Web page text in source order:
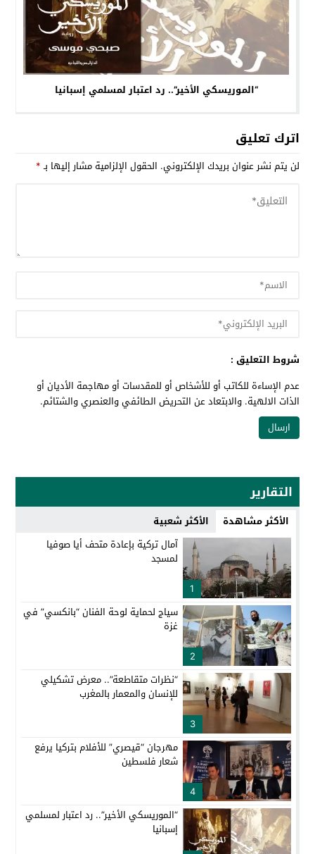
“الموريسكي الأخير”.. رد اعتبار لمسلمي إسبانيا
اترك تعليق
لن يتم نشر عنوان بريدك الإلكتروني. الحقول الإلزامية مشار إليها بـ*
شروط التعليق :
عدم الإساءة للكاتب أو للأشخاص أو للمقدسات أو مهاجمة الأديان أو
الذات الالهية. والابتعاد عن التحريض الطائفي والعنصري والشتائم.
التقارير
الأكثر مشاهدة الأكثر شعبية
1
آمال تركية بإعادة متحف أيا صوفيا
لمسجد
2
سياج لحماية لوحة الفنان “بانكسي” في
غزة
3
“نظرات متقاطعة”.. معرض تشكيلي
للإنسان والمعمار بالمغرب
4
مهرجان “قيصري” للأفلام بتركيا يرفع
شعار فلسطين
“الموريسكي الأخير”.. رد اعتبار لمسلمي
إسبانيا